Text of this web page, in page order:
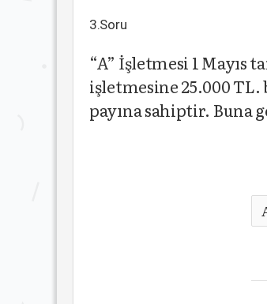
3.Soru
“A” İşletmesi 1 Mayıs
işletmesine 25.000
payına sahiptir. Buna